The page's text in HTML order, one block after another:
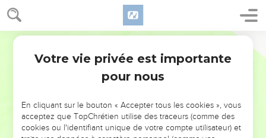
NE MANQUEZ PAS L’ÉVÉNEMENT
DE L’ANNÉE !
Votre vie privée est importante
pour nous
En cliquant sur le bouton « Accepter tous les cookies », vous
acceptez que TopChrétien utilise des traceurs (comme des
cookies ou l'identifiant unique de votre compte utilisateur) et